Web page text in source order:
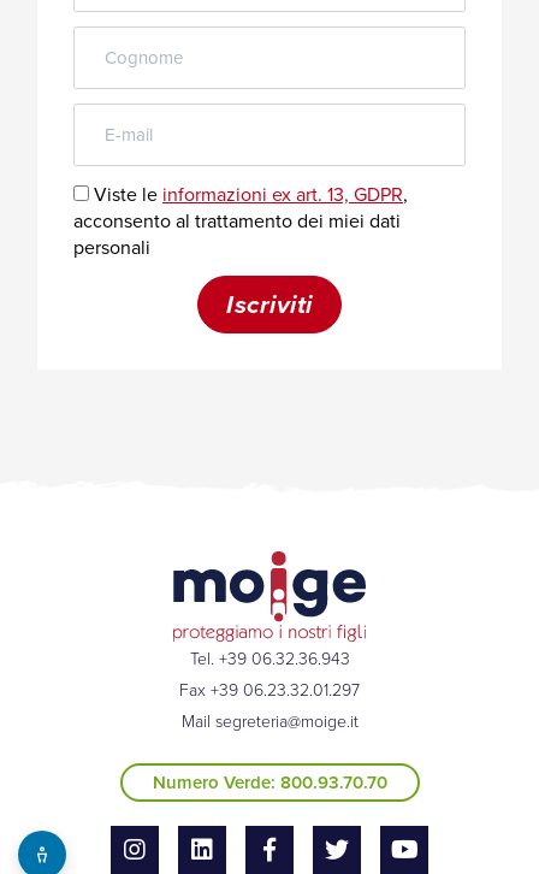
Tel. +39 06.32.36.943
Fax +39 06.23.32.01.297
Mail segreteria@moige.it
Numero Verde: 800.93.70.70